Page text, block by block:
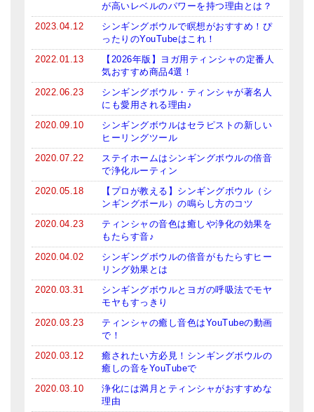
神々とつながるジュエリー
ヒーリング・マンダラポスター
ロゴステッカー・ポストカード各種
亡命チベット人尼僧のお守り・チャーム
チベット・マントラ・ヒーリングCD
ギフトラッピング
シンギングボウル講座
倍音呼吸法レッスン
中級講座
上級講座
ビギナー講師・養成講座
が高いレベルのパワーを持つ理由とは？
2023.04.12
シンギングボウルで瞑想がおすすめ！ぴ
ったりのYouTubeはこれ！
2022.01.13
【2026年版】ヨガ用ティンシャの定番人
気おすすめ商品4選！
2022.06.23
シンギングボウル・ティンシャが著名人
にも愛用される理由♪
2020.09.10
シンギングボウルはセラピストの新しい
ヒーリングツール
2020.07.22
ステイホームはシンギングボウルの倍音
で浄化ルーティン
2020.05.18
【プロが教える】シンギングボウル（シ
ンギングボール）の鳴らし方のコツ
2020.04.23
ティンシャの音色は癒しや浄化の効果を
もたらす音♪
2020.04.02
シンギングボウルの倍音がもたらすヒー
リング効果とは
2020.03.31
シンギングボウルとヨガの呼吸法でモヤ
モヤもすっきり
2020.03.23
ティンシャの癒し音色はYouTubeの動画
で！
2020.03.12
癒されたい方必見！シンギングボウルの
癒しの音をYouTubeで
2020.03.10
浄化には満月とティンシャがおすすめな
理由